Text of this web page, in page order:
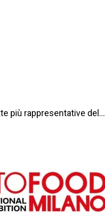
più rappresentative del…